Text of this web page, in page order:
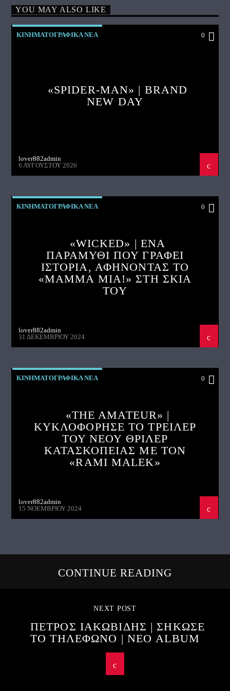
YOU MAY ALSO LIKE
ΚΙΝΗΜΑΤΟΓΡΑΦΙΚΑ ΝΕΑ 0
«SPIDER-MAN» | BRAND
NEW DAY
lover882admin
6 ΑΥΓΟΎΣΤΟΥ 2026
ΚΙΝΗΜΑΤΟΓΡΑΦΙΚΑ ΝΕΑ 0
«WICKED» | ΈΝΑ
ΠΑΡΑΜΥΘΙ ΠΟΥ ΓΡΑΦΕΙ
ΙΣΤΟΡΙΑ, ΑΦΗΝΟΝΤΑΣ ΤΟ
«MAMMA MIA!» ΣΤΗ ΣΚΙΑ
ΤΟΥ
lover882admin
31 ΔΕΚΕΜΒΡΊΟΥ 2024
ΚΙΝΗΜΑΤΟΓΡΑΦΙΚΑ ΝΕΑ 0
«THE AMATEUR» |
ΚΥΚΛΟΦΟΡΗΣΕ ΤΟ ΤΡΕΙΛΕΡ
ΤΟΥ ΝΕΟΥ ΘΡΙΛΕΡ
ΚΑΤΑΣΚΟΠΕΙΑΣ ΜΕ ΤΟΝ
«RAMI MALEK»
lover882admin
15 ΝΟΕΜΒΡΊΟΥ 2024
CONTINUE READING
NEXT POST
ΠΕΤΡΟΣ ΙΑΚΩΒΙΔΗΣ | ΣΗΚΩΣΕ
ΤΟ ΤΗΛΕΦΩΝΟ | ΝΕΟ ALBUM